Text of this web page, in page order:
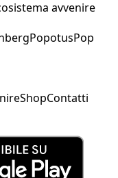
avvenire
PopotusPop
ShopContatti